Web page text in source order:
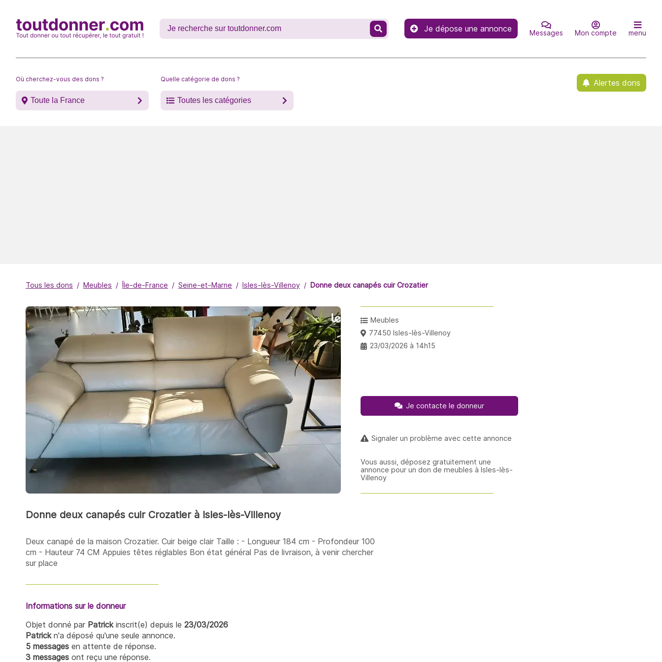
Je dépose une annonce Messages Mon compte menu
Où cherchez-vous des dons ?
Toute la France
Quelle catégorie de dons ?
Toutes les catégories
Alertes dons
Tous les dons Meubles Île-de-France Seine-et-Marne Isles-lès-Villenoy Donne deux canapés cuir Crozatier
Donne deux canapés cuir Crozatier à Isles-lès-Villenoy
Deux canapé de la maison Crozatier. Cuir beige clair Taille : - Longueur 184 cm - Profondeur 100
cm - Hauteur 74 CM Appuies têtes réglables Bon état général Pas de livraison, à venir chercher
sur place
Meubles
77450 Isles-lès-Villenoy
23/03/2026 à 14h15
Je contacte le donneur
Signaler un problème avec cette annonce
Vous aussi, déposez gratuitement une
annonce pour un don de meubles à Isles-lès-
Villenoy
Informations sur le donneur
Objet donné par Patrickinscrit(e) depuis le 23/03/2026
Patrickn'a déposé qu'une seule annonce.
5 messages en attente de réponse.
3 messages ont reçu une réponse.